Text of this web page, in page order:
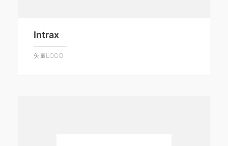
Intrax
矢量LOGO